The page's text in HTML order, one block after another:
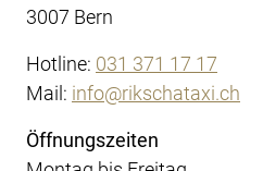
3007 Bern
Hotline: 031 371 17 17
Mail: info@rikschataxi.ch
Öffnungszeiten